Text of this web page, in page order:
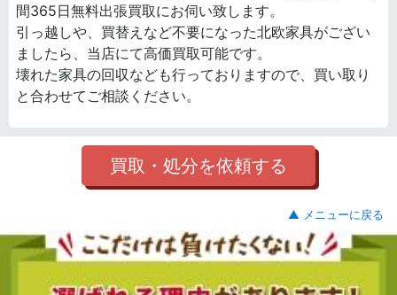
間365日無料出張買取にお伺い致します。
引っ越しや、買替えなど不要になった北欧家具がござい
ましたら、当店にて高価買取可能です。
壊れた家具の回収なども行っておりますので、買い取り
と合わせてご相談ください。
買取・処分を依頼する
▲ メニューに戻る